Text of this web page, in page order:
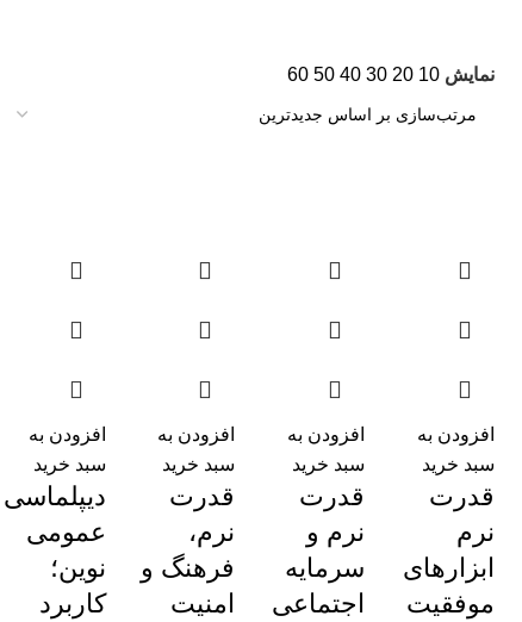
نمایش10
20
30
40
50
60
افزودن به
سبد خرید
قدرت
نرم
ابزارهای
موفقیت
افزودن به
سبد خرید
قدرت
نرم و
سرمایه
اجتماعی
افزودن به
سبد خرید
قدرت
نرم،
فرهنگ و
امنیت
افزودن به
سبد خرید
دیپلماسی
عمومی
نوین؛
کاربرد